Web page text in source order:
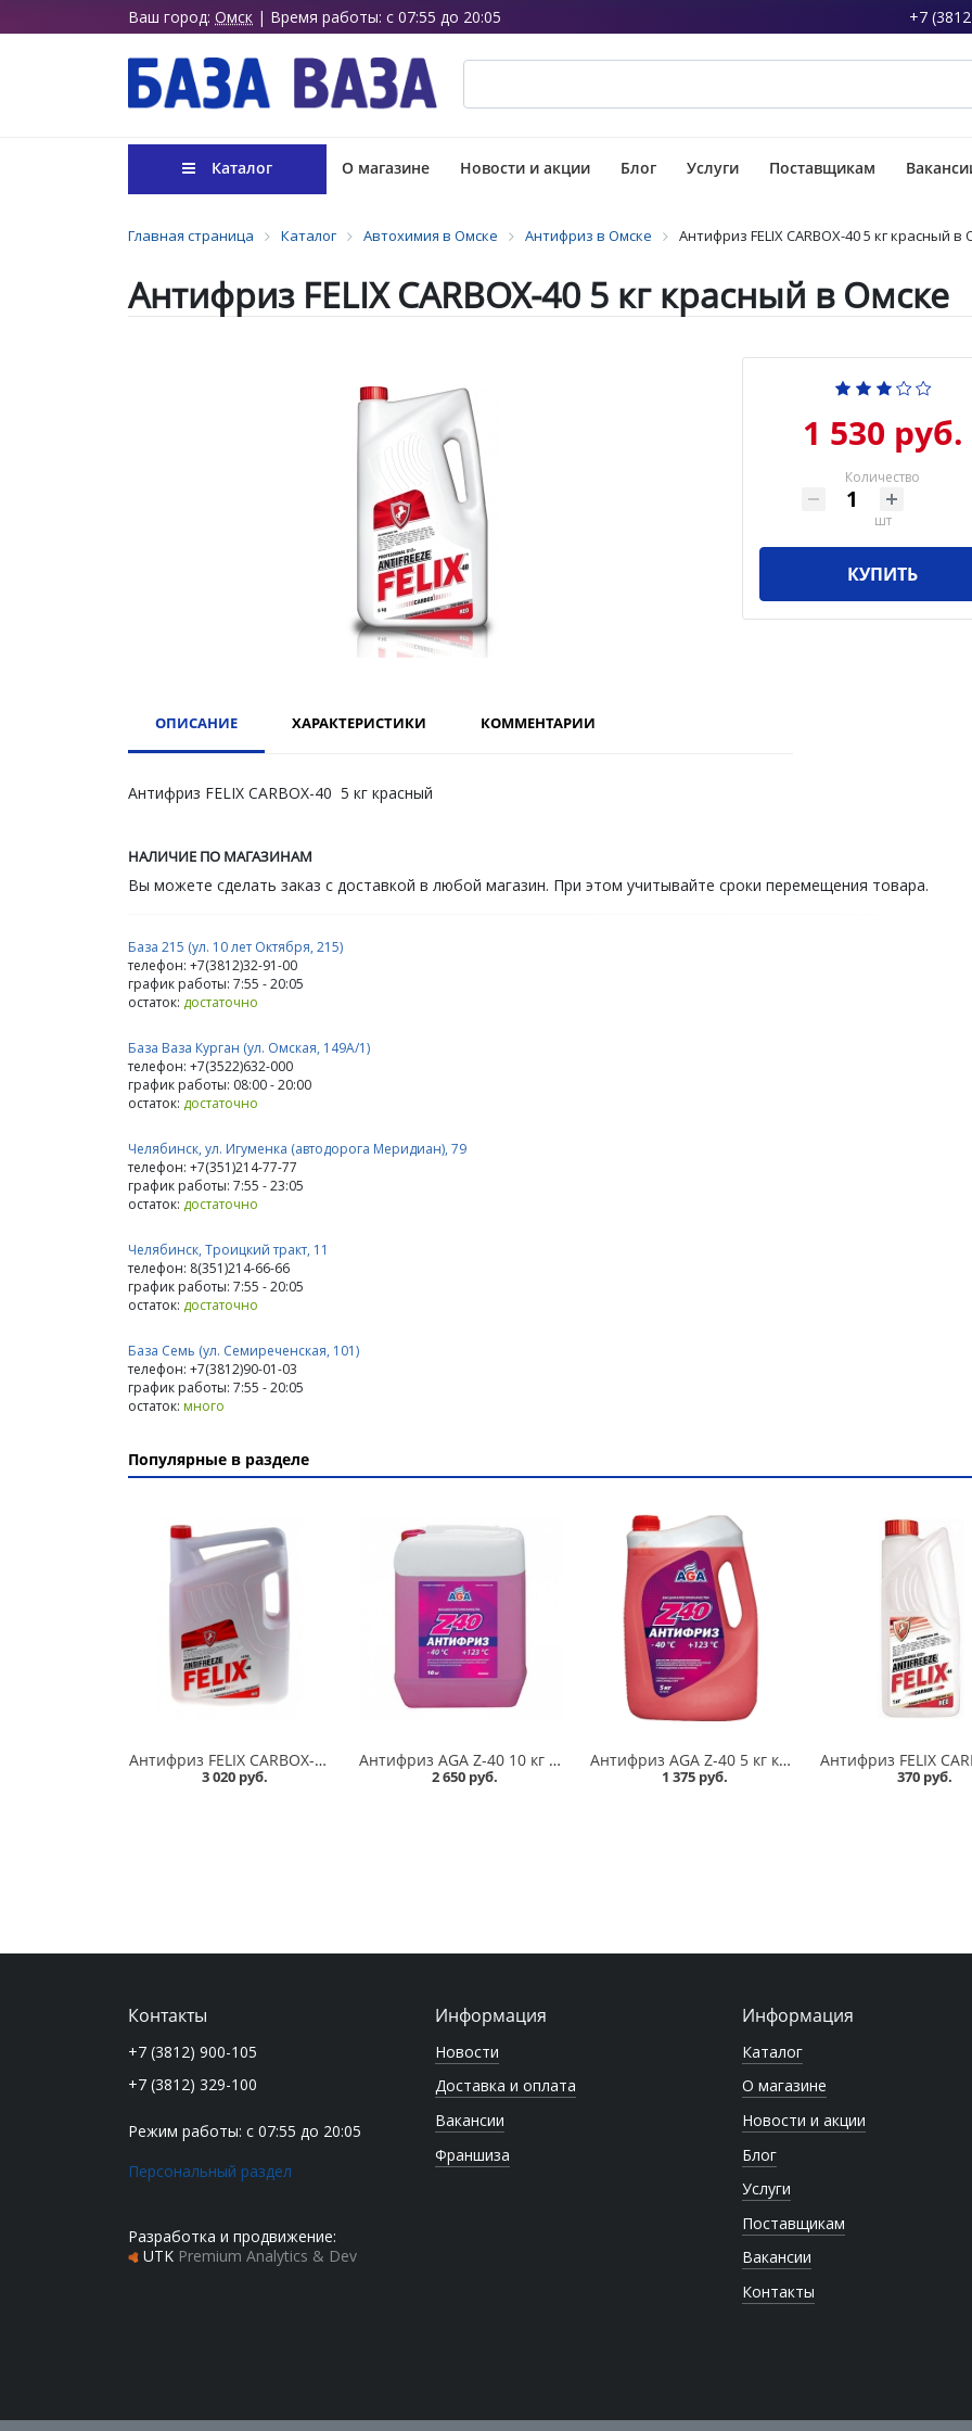
Ваш город: Омск | Время работы: с 07:55 до 20:05 +7
Каталог О магазине Новости и акции Блог Услуги Поставщикам
Главная страница Каталог Автохимия в Омске Антифриз в Омске Антифриз FELIX CARBOX-40 5 кг красный в
Антифриз FELIX CARBOX-40 5 кг красный в Омске
1 530 руб.
Количество
шт
КУПИТЬ
ОПИСАНИЕ ХАРАКТЕРИСТИКИ КОММЕНТАРИИ
Антифриз FELIX CARBOX-40 5 кг красный
НАЛИЧИЕ ПО МАГАЗИНАМ
Вы можете сделать заказ с доставкой в любой магазин. При этом учитывайте сроки перемещения товара.
База 215 (ул. 10 лет Октября, 215)
телефон: +7(3812)32-91-00
график работы: 7:55 - 20:05
остаток: достаточно
База Ваза Курган (ул. Омская, 149А/1)
телефон: +7(3522)632-000
график работы: 08:00 - 20:00
остаток: достаточно
Челябинск, ул. Игуменка (автодорога Меридиан), 79
телефон: +7(351)214-77-77
график работы: 7:55 - 23:05
остаток: достаточно
Челябинск, Троицкий тракт, 11
телефон: 8(351)214-66-66
график работы: 7:55 - 20:05
остаток: достаточно
База Семь (ул. Семиреченская, 101)
телефон: +7(3812)90-01-03
график работы: 7:55 - 20:05
остаток: много
Популярные в разделе
Антифриз FELIX CARBOX-40 10 кг красный в Омске
3 020 руб.
Антифриз AGA Z-40 10 кг красный в Омске
2 650 руб.
Антифриз AGA Z-40 5 кг красный в Омске
1 375 руб. 370 руб.
Информация
Новости
Доставка и оплата
Вакансии
Франшиза
Информация
Каталог
О магазине
Новости и акции
Блог
Услуги
Поставщикам
Вакансии
Контакты
Контакты
+7 (3812) 900-105
+7 (3812) 329-100
Режим работы: с 07:55 до 20:05
Персональный раздел
Разработка и продвижение:
UTK Premium Analytics & Dev